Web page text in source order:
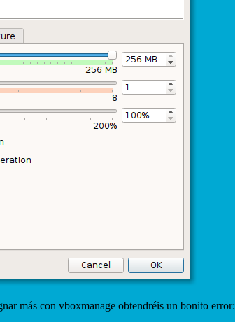
más con vboxmanage obtendréis un bonito error: